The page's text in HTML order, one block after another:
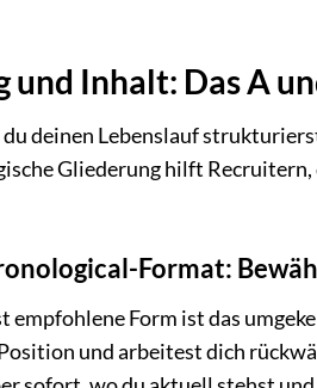
Inhalt: Das A
deinen Lebenslauf
Gliederung hilft
Format:
empfohlene Form ist das
und arbeitest dich